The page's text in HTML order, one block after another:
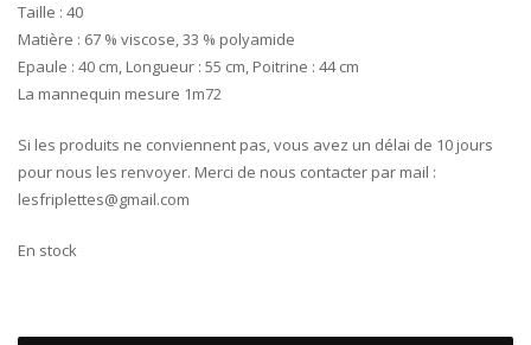
Taille : 40
Matière : 67 % viscose, 33 % polyamide
Epaule : 40 cm, Longueur : 55 cm, Poitrine : 44 cm
La mannequin mesure 1m72
Si les produits ne conviennent pas, vous avez un délai de 10 jours
pour nous les renvoyer. Merci de nous contacter par mail :
lesfriplettes@gmail.com
En stock